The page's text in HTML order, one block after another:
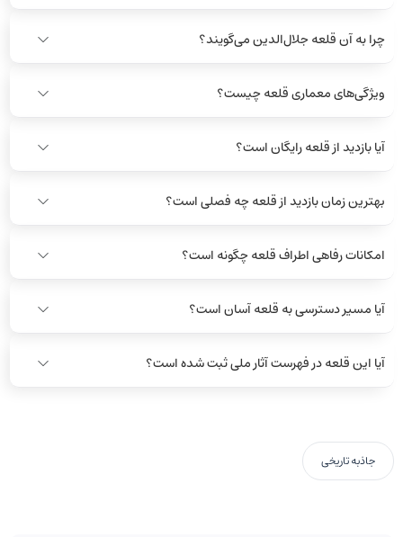
چرا به آن قلعه جلال‌الدین می‌گویند؟
ویژگی‌های معماری قلعه چیست؟
آیا بازدید از قلعه رایگان است؟
بهترین زمان بازدید از قلعه چه فصلی است؟
امکانات رفاهی اطراف قلعه چگونه است؟
آیا مسیر دسترسی به قلعه آسان است؟
آیا این قلعه در فهرست آثار ملی ثبت شده است؟
جاذبه تاریخی